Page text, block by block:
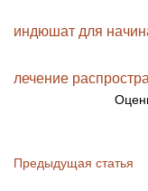
индюшат для
лечение
Предыдущая статья